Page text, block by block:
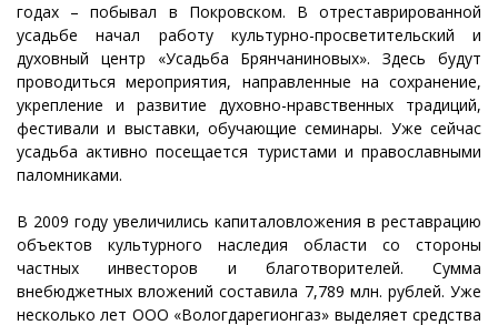
годах – побывал в Покровском. В отреставрированной
усадьбе начал работу культурно-просветительский и
духовный центр «Усадьба Брянчаниновых». Здесь будут
проводиться мероприятия, направленные на сохранение,
укрепление и развитие духовно-нравственных традиций,
фестивали и выставки, обучающие семинары. Уже сейчас
усадьба активно посещается туристами и православными
паломниками.
В 2009 году увеличились капиталовложения в реставрацию
объектов культурного наследия области со стороны
частных инвесторов и благотворителей. Сумма
внебюджетных вложений составила 7,789 млн. рублей. Уже
несколько лет ООО «Вологдарегионгаз» выделяет средства